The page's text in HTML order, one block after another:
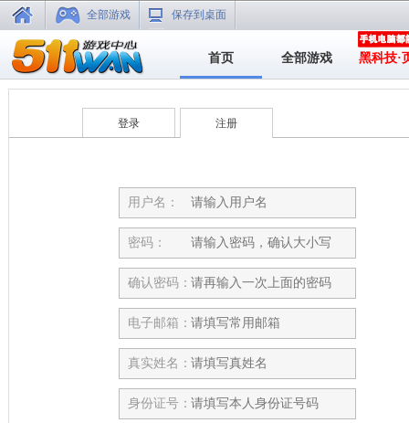
全部游戏 保存到桌面
首页 全部游戏 黑科技·
登录 注册
用户名：
密码：
确认密码：
电子邮箱：
真实姓名：
身份证号：